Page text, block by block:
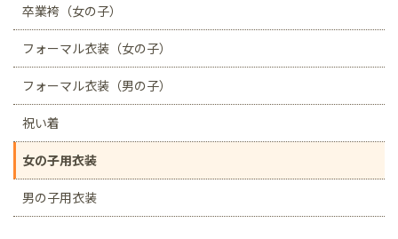
卒業袴（女の子）
フォーマル衣装（女の子）
フォーマル衣装（男の子）
祝い着
女の子用衣装
男の子用衣装